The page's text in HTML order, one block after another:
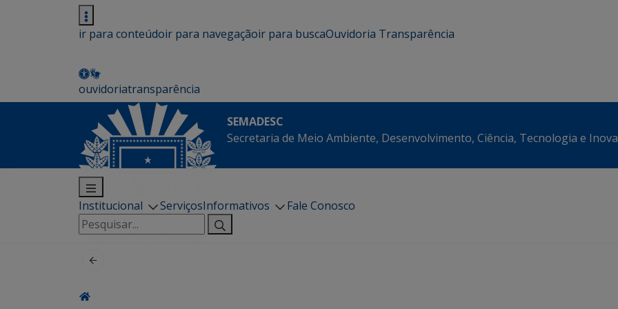
ir para conteúdoir para navegaçãoir para buscaOuvidoria Transparência
ouvidoriatransparência
SEMADESC
Secretaria de Meio Ambiente, Desenvolvimento, Ciência, Tecnologia e
Institucional ServiçosInformativos
Fale Conosco
Pesquisar
por: